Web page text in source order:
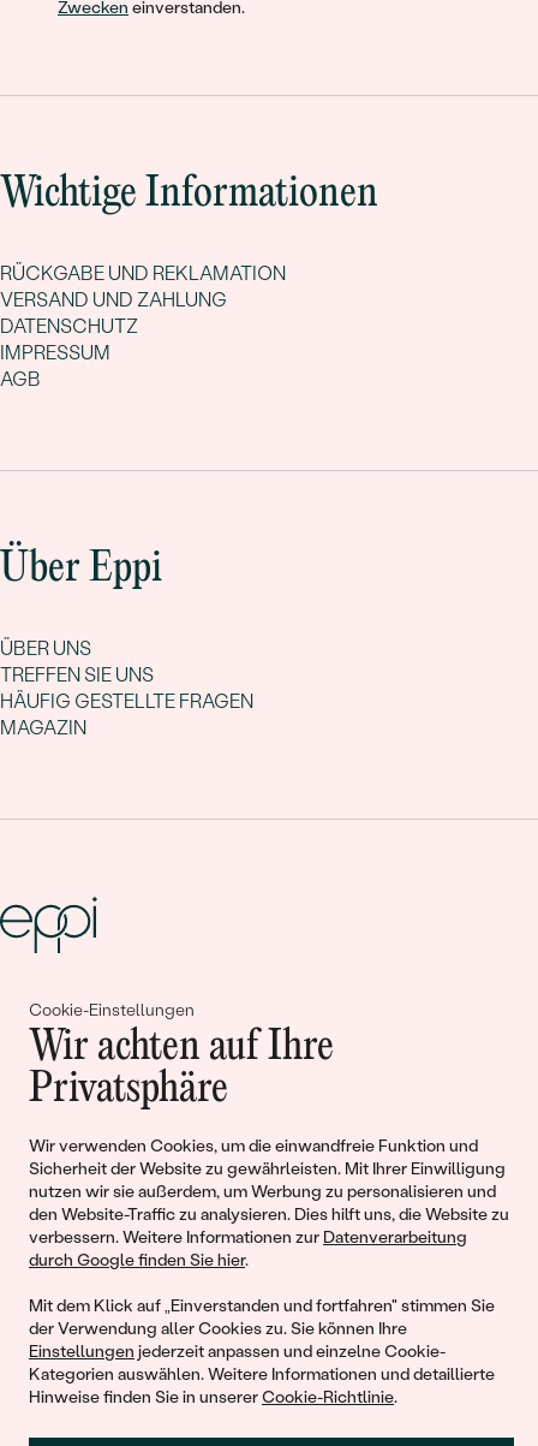
Cookie-Einstellungen
Wir achten auf Ihre
Privatsphäre
Wir verwenden Cookies, um die einwandfreie Funktion und
Sicherheit der Website zu gewährleisten. Mit Ihrer Einwilligung
nutzen wir sie außerdem, um Werbung zu personalisieren und
den Website-Traffic zu analysieren. Dies hilft uns, die Website zu
verbessern. Weitere Informationen zur Datenverarbeitung
durch Google finden Sie hier.
Mit dem Klick auf „Einverstanden und fortfahren" stimmen Sie
der Verwendung aller Cookies zu. Sie können Ihre
Einstellungen jederzeit anpassen und einzelne Cookie-
Kategorien auswählen. Weitere Informationen und detaillierte
Hinweise finden Sie in unsererCookie-Richtlinie.
Zwecken einverstanden.
Wichtige Informationen
RÜCKGABE UND REKLAMATION
VERSAND UND ZAHLUNG
DATENSCHUTZ
IMPRESSUM
AGB
Über Eppi
ÜBER UNS
TREFFEN SIE UNS
HÄUFIG GESTELLTE FRAGEN
MAGAZIN
Gemeinsam erschaffen wir
Geschichten von Schönheit und
Liebe
Begleiten Sie uns!
© 2011 - 2026, Eppi.de